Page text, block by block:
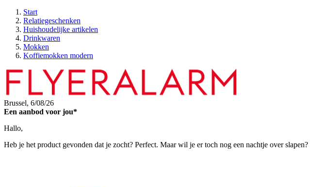
Start
Relatiegeschenken
Huishoudelijke artikelen
Drinkwaren
Mokken
Koffiemokken modern
Brussel, 6/08/26
Een aanbod voor jou*
Hallo,
Heb je het product gevonden dat je zocht? Perfect. Maar wil je er toch nog een nachtje over